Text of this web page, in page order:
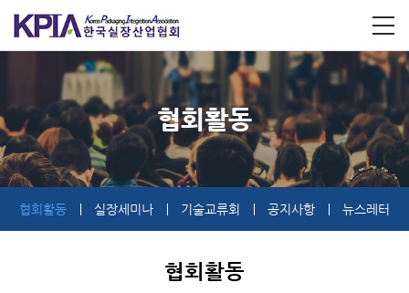
협회활동
협회활동 실장세미나 기술교류회 공지사항 뉴스레터
협회활동